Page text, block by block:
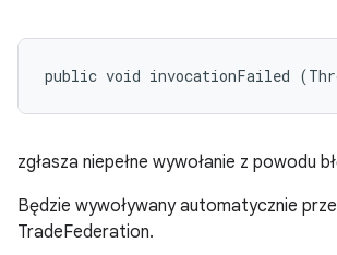
public void invocationFailed
zgłasza niepełne wywołanie z powodu
Będzie wywoływany automatycznie
TradeFederation.